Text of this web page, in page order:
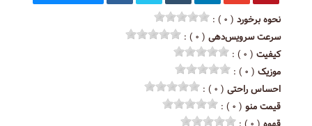
نحوه برخورد ( ۰ ) :
سرعت سرویس‌دهی ( ۰ ) :
کیفیت ( ۰ ) :
موزیک ( ۰ ) :
احساس راحتی ( ۰ ) :
قیمت منو ( ۰ ) :